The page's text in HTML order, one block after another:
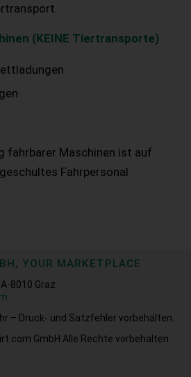
(KEINE Tiertransporte)
fahrbarer Maschinen ist auf
Fahrpersonal
YOUR MARKETPLACE
8010 Graz
– Druck- und Satzfehler vorbehalten.
GmbH Alle Rechte vorbehalten.